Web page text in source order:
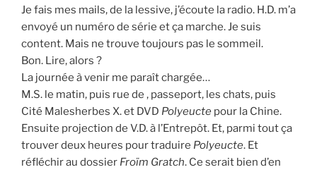
Je fais mes mails, de la lessive, j’écoute la radio. H.D. m’a
envoyé un numéro de série et ça marche. Je suis
content. Mais ne trouve toujours pas le sommeil.
Bon. Lire, alors ?
La journée à venir me paraît chargée…
M.S. le matin, puis rue de , passeport, les chats, puis
Cité Malesherbes X. et DVD Polyeucte pour la Chine.
Ensuite projection de V.D. à l’Entrepôt. Et, parmi tout ça
trouver deux heures pour traduire Polyeucte. Et
réfléchir au dossier Froïm Gratch. Ce serait bien d’en